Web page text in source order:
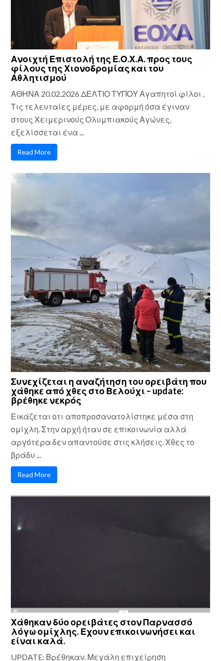
Ανοιχτή Επιστολή της Ε.Ο.Χ.Α. προς τους
φίλους της Χιονοδρομίας και του
Αθλητισμού
ΑΘΗΝΑ 20.02.2026 ΔΕΛΤΙΟ ΤΥΠΟΥ Αγαπητοί φίλοι ,
Τις τελευταίες μέρες, με αφορμή όσα έγιναν
στους Χειμερινούς Ολυμπιακούς Αγώνες,
εξελίσσεται ένα ...
Read More
Συνεχίζεται η αναζήτηση του ορειβάτη που
χάθηκε από χθες στο Βελούχι – update:
βρέθηκε νεκρός
Εικάζεται οτι αποπροσανατολίστηκε μέσα στη
ομίχλη. Στην αρχή ήταν σε επικοινωνία αλλά
αργότερα δεν απαντούσε στις κλήσεις. Χθες το
βράδυ ...
Read More
Χάθηκαν δύο ορειβάτες στον Παρνασσό
λόγω ομίχλης. Εχουν επικοινωνήσει και
είναι καλά.
UPDATE: Βρέθηκαν. Μεγάλη επιχείρηση